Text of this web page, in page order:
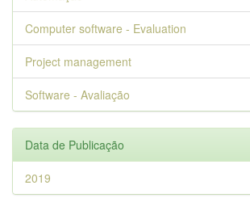
Computer software - Evaluation
Project management
Software - Avaliação
Data de Publicação
2019